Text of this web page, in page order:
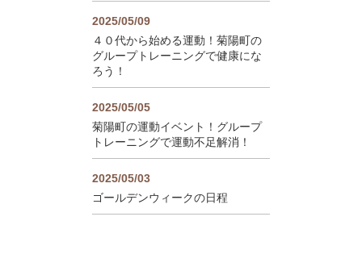
2025/05/09
４０代から始める運動！菊陽町の
グループトレーニングで健康にな
ろう！
2025/05/05
菊陽町の運動イベント！グループ
トレーニングで運動不足解消！
2025/05/03
ゴールデンウィークの日程